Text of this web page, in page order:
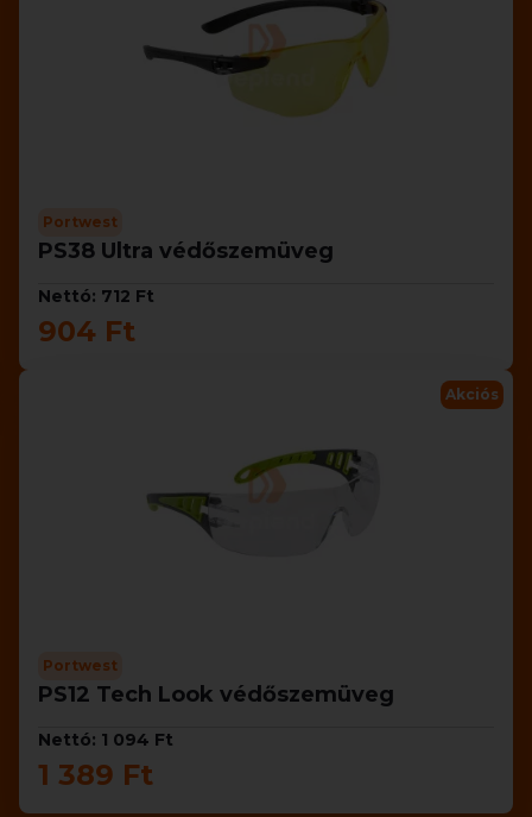
Portwest
PS38 Ultra védőszemüveg
Nettó: 712 Ft
904 Ft
Akciós
Portwest
PS12 Tech Look védőszemüveg
Nettó: 1 094 Ft
1 389 Ft